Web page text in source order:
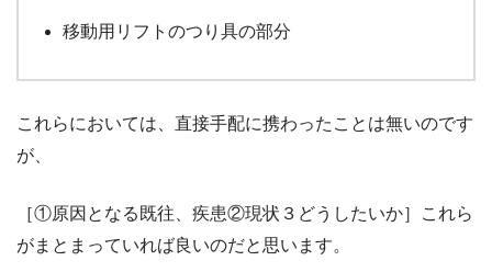
移動用リフトのつり具の部分
これらにおいては、直接手配に携わったことは無いのです
が、
［①原因となる既往、疾患②現状３どうしたいか］これら
がまとまっていれば良いのだと思います。